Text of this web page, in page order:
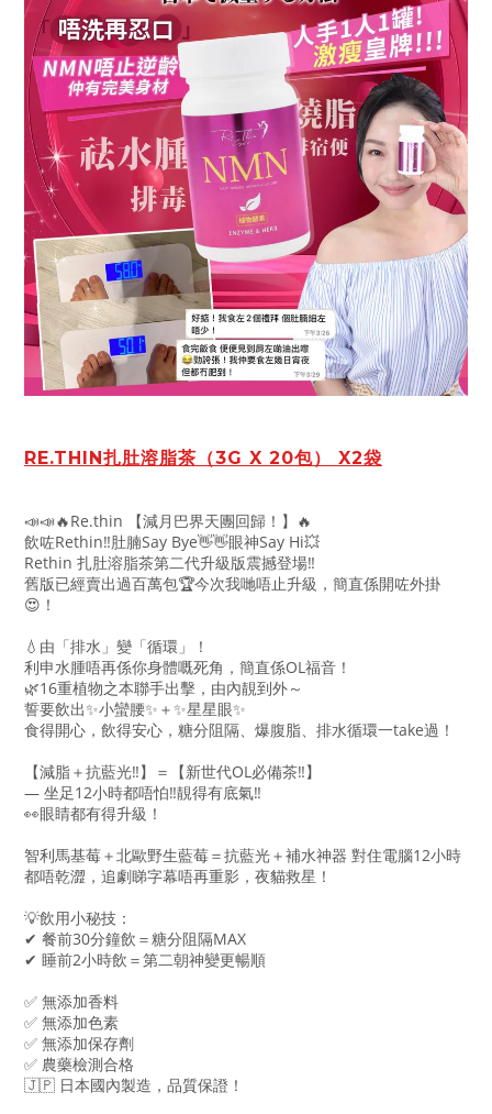
RE.THIN扎肚溶脂茶（3G X 20包） X2袋
📣📣🔥Re.thin 【減月巴界天團回歸！】🔥
飲咗Rethin‼️肚腩Say Bye👋👋眼神Say Hi💥
Rethin 扎肚溶脂茶第二代升級版震撼登場‼️
舊版已經賣出過百萬包🏆今次我哋唔止升級，簡直係開咗外掛
😍！
💧由「排水」變「循環」！
利申水腫唔再係你身體嘅死角，簡直係OL福音！
🌿16重植物之本聯手出擊，由內靚到外～
誓要飲出✨小蠻腰✨＋✨星星眼✨
食得開心，飲得安心，糖分阻隔、爆腹脂、排水循環一take過！
【減脂＋抗藍光‼️】＝【新世代OL必備茶‼️】
— 坐足12小時都唔怕‼️靚得有底氣‼️
👀眼睛都有得升級！
智利馬基莓＋北歐野生藍莓＝抗藍光＋補水神器 對住電腦12小時
都唔乾澀，追劇睇字幕唔再重影，夜貓救星！
💡飲用小秘技：
✔ 餐前30分鐘飲＝糖分阻隔MAX
✔ 睡前2小時飲＝第二朝神變更暢順
✅ 無添加香料
✅ 無添加色素
✅ 無添加保存劑
✅ 農藥檢測合格
🇯🇵 日本國內製造，品質保證！